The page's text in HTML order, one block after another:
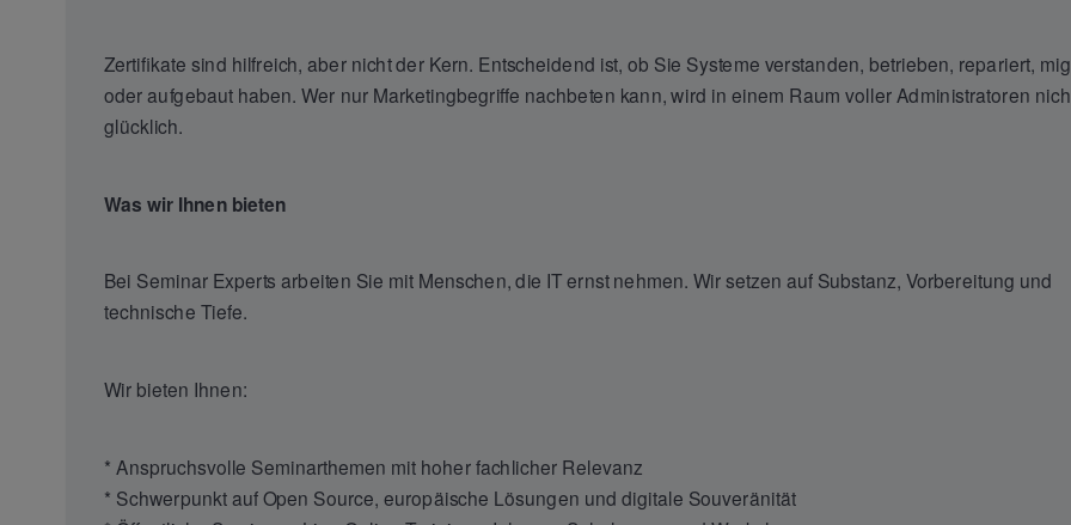
Zertifikate sind hilfreich, aber nicht der Kern. Entscheidend ist, ob Sie Systeme verstanden, betrieben, repariert,
oder aufgebaut haben. Wer nur Marketingbegriffe nachbeten kann, wird in einem Raum voller Administratoren
glücklich.
Was wir Ihnen bieten
Bei Seminar Experts arbeiten Sie mit Menschen, die IT ernst nehmen. Wir setzen auf Substanz, Vorbereitung und
technische Tiefe.
Wir bieten Ihnen:
* Anspruchsvolle Seminarthemen mit hoher fachlicher Relevanz
* Schwerpunkt auf Open Source, europäische Lösungen und digitale Souveränität